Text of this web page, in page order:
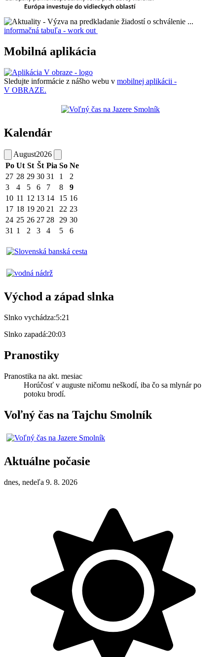
informačná tabuľa - work out
Mobilná aplikácia
Sledujte informácie z nášho webu v mobilnej aplikácii -
V OBRAZE.
Kalendár
August2026
Po Ut St Št Pia So Ne
27 28 29 30 31 1
2
3
4 5 6 7 8
9
10 11 12 13 14 15 16
17 18 19 20 21 22 23
24 25 26 27 28 29 30
31 1 2 3 4 5 6
Východ a západ slnka
Slnko vychádza:5:21
Slnko zapadá:20:03
Pranostiky
Pranostika na akt. mesiac
Horúčosť v auguste ničomu neškodí, iba čo sa mlynár po
potoku brodí.
Voľný čas na Tajchu Smolník
Aktuálne počasie
dnes, nedeľa 9. 8. 2026